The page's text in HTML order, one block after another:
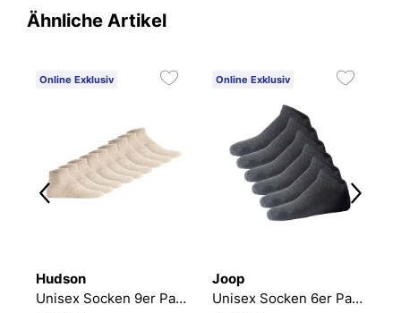
Ähnliche Artikel
Online Exklusiv
Hudson
Unisex Socken 9er Pack SIMPLY³ 3-PACK SNEAKER
Online Exklusiv
Joop
Unisex Socken 6er Pack Unisex premium essential organic cotton Sneaker 6p